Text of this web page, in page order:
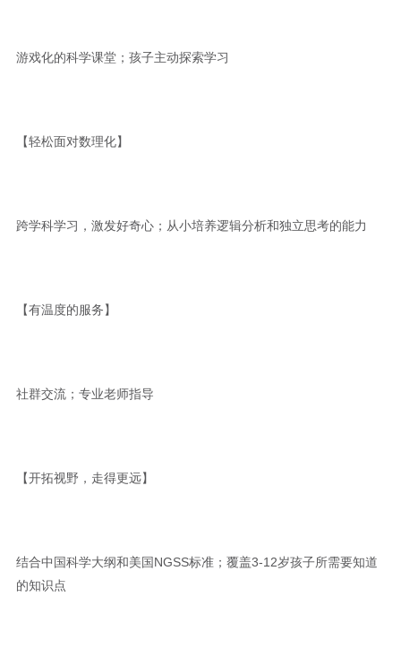
游戏化的科学课堂；孩子主动探索学习
【轻松面对数理化】
跨学科学习，激发好奇心；从小培养逻辑分析和独立思考的能力
【有温度的服务】
社群交流；专业老师指导
【开拓视野，走得更远】
结合中国科学大纲和美国NGSS标准；覆盖3-12岁孩子所需要知道
的知识点